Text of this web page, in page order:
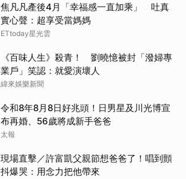
焦凡凡產後4月「幸福感一直加乘」 吐真
實心聲：超享受當媽媽
ETtoday星光雲
《百味人生》殺青！ 劉曉憶被封「潑婦專
業戶」笑認：就愛演壞人
緯來娛樂新聞
令和8年8月8日好兆頭！日男星及川光博宣
布再婚、56歲將成新手爸爸
太報
現場直擊／許富凱父親節想爸爸了！唱到顫
抖爆哭：用念力把他帶來